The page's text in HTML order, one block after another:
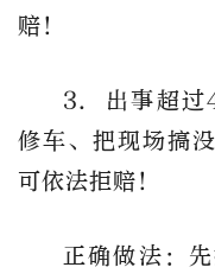
赔！
3. 出事超过
修车、把现场搞
可依法拒赔！
正确做法：